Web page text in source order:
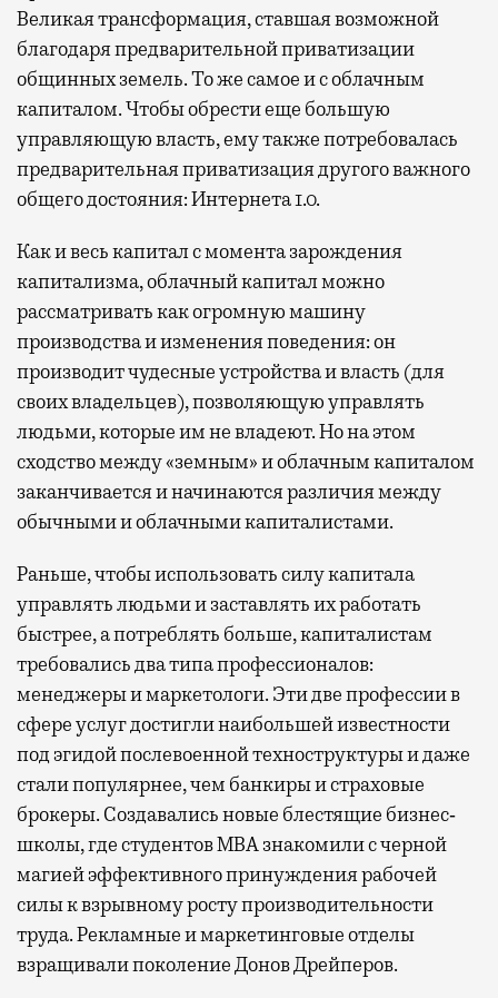
Великая трансформация, ставшая возможной
благодаря предварительной приватизации
общинных земель. То же самое и с облачным
капиталом. Чтобы обрести еще большую
управляющую власть, ему также потребовалась
предварительная приватизация другого важного
общего достояния: Интернета 1.0.
Как и весь капитал с момента зарождения
капитализма, облачный капитал можно
рассматривать как огромную машину
производства и изменения поведения: он
производит чудесные устройства и власть (для
своих владельцев), позволяющую управлять
людьми, которые им не владеют. Но на этом
сходство между «земным» и облачным капиталом
заканчивается и начинаются различия между
обычными и облачными капиталистами.
Раньше, чтобы использовать силу капитала
управлять людьми и заставлять их работать
быстрее, а потреблять больше, капиталистам
требовались два типа профессионалов:
менеджеры и маркетологи. Эти две профессии в
сфере услуг достигли наибольшей известности
под эгидой послевоенной техноструктуры и даже
стали популярнее, чем банкиры и страховые
брокеры. Создавались новые блестящие бизнес‐
школы, где студентов MBA знакомили с черной
магией эффективного принуждения рабочей
силы к взрывному росту производительности
труда. Рекламные и маркетинговые отделы
взращивали поколение Донов Дрейперов.